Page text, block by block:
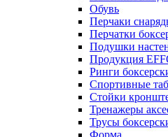
Обувь
Перчаки
Перчатки
Подушки
Продукция
Ринги
Спортивные
Стойки
Тренажеры
Трусы
Форма